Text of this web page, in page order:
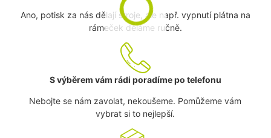
Ano, potisk za nás dělají stroje, ale např. vypnutí plátna na
rámeček děláme ručně.
S výběrem vám rádi poradíme po telefonu
Nebojte se nám zavolat, nekoušeme. Pomůžeme vám
vybrat si to nejlepší.